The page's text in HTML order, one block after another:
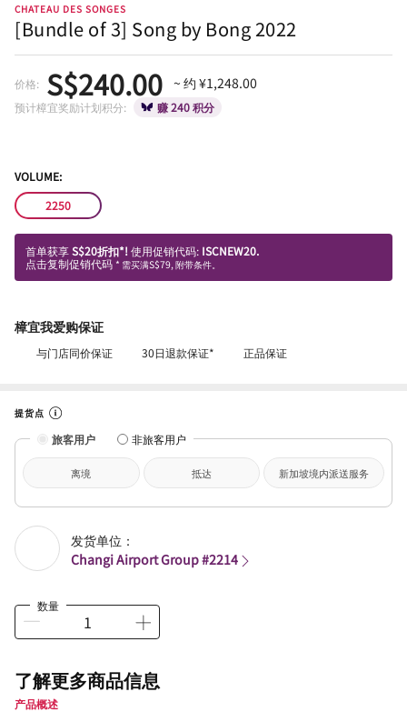
CHATEAU DES SONGES
[Bundle of 3] Song by Bong 2022
价格: S$240.00 ~ 约 ¥1,248.00
预计樟宜奖励计划积分: 赚 240 积分
VOLUME:
2250
首单获享S$20折扣*! 使用促销代码: ISCNEW20.
点击复制促销代码 * 需买满S$79, 附带条件。
樟宜我爱购保证
与门店同价保证 30日退款保证* 正品保证
提货点
旅客用户 非旅客用户
离境 抵达 新加坡境内派送服务
发货单位：
Changi Airport Group #2214
数量
了解更多商品信息
产品概述